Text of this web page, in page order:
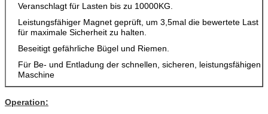
Veranschlagt für Lasten bis zu 10000KG.
Leistungsfähiger Magnet geprüft, um 3,5mal die bewertete Last
für maximale Sicherheit zu halten.
Beseitigt gefährliche Bügel und Riemen.
Für Be- und Entladung der schnellen, sicheren, leistungsfähigen
Maschine
Operation: